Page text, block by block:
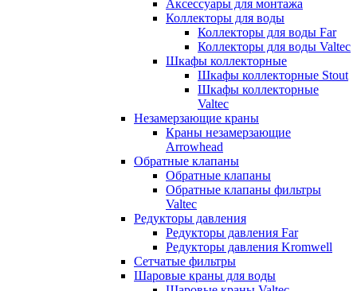
Аксессуары для монтажа
Коллекторы для воды
Коллекторы для воды Far
Коллекторы для воды Valtec
Шкафы коллекторные
Шкафы коллекторные Stout
Шкафы коллекторные
Valtec
Незамерзающие краны
Краны незамерзающие
Arrowhead
Обратные клапаны
Обратные клапаны
Обратные клапаны фильтры
Valtec
Редукторы давления
Редукторы давления Far
Редукторы давления Kromwell
Сетчатые фильтры
Шаровые краны для воды